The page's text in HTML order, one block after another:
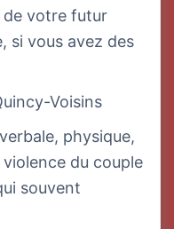
de votre futur
si vous avez des
Voisins
physique,
du couple
souvent